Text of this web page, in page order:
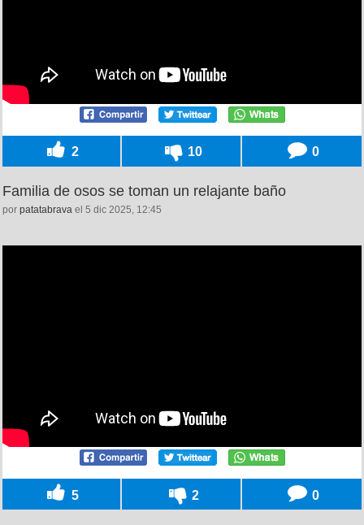
2 10 0
Familia de osos se toman un relajante baño
por patatabrava el 5 dic 2025, 12:45
5 2 0